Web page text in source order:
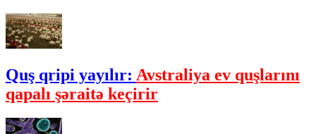
Quş qripi yayılır: Avstraliya ev quşlarını
qapalı şəraitə keçirir